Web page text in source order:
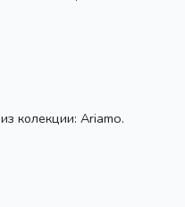
колекции: Ariamo.